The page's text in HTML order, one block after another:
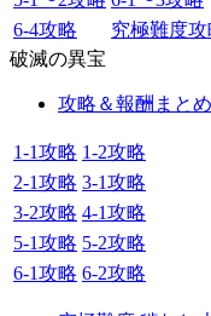
6-4攻略
究極難度攻
破滅の異宝
攻略＆報酬まとめ
1-1攻略 1-2攻略
2-1攻略 3-1攻略
3-2攻略 4-1攻略
5-1攻略 5-2攻略
6-1攻略 6-2攻略